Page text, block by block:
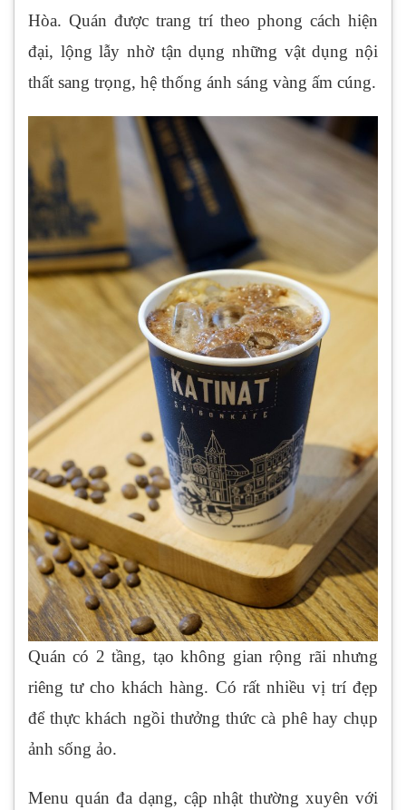
Hòa. Quán được trang trí theo phong cách hiện
đại, lộng lẫy nhờ tận dụng những vật dụng nội
thất sang trọng, hệ thống ánh sáng vàng ấm cúng.
Quán có 2 tầng, tạo không gian rộng rãi nhưng
riêng tư cho khách hàng. Có rất nhiều vị trí đẹp
để thực khách ngồi thưởng thức cà phê hay chụp
ảnh sống ảo.
Menu quán đa dạng, cập nhật thường xuyên với